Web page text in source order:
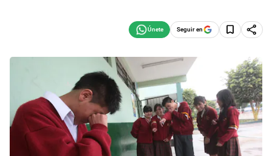
Seguir en